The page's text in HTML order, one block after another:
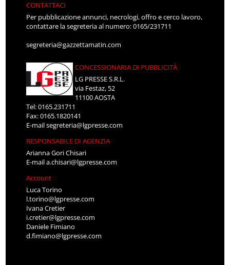
CONTATTACI
Per pubblicazione annunci, necrologi, offro e cerco lavoro,
contattare la segreteria al numero: 0165/231711
segreteria@gazzettamatin.com
CONCESSIONARIA DI PUBBLICITÀ
LG PRESSE S.R.L.
via Festaz, 52
11100 AOSTA
Tel: 0165.231711
Fax: 0165.1820141
E-mailsegreteria@lgpresse.com
RESPONSABILE DI AGENZIA
Arianna Gori Chisari
E-maila.chisari@lgpresse.com
Account
Luca Torino
l.torino@lgpresse.com
Ivana Cretier
i.cretier@lgpresse.com
Daniele Fimiano
d.fimiano@lgpresse.com